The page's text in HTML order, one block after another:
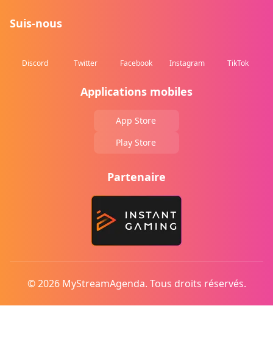
Suis-nous
Discord Twitter Facebook Instagram TikTok
Applications mobiles
App Store
Play Store
Partenaire
© 2026 MyStreamAgenda. Tous droits réservés.